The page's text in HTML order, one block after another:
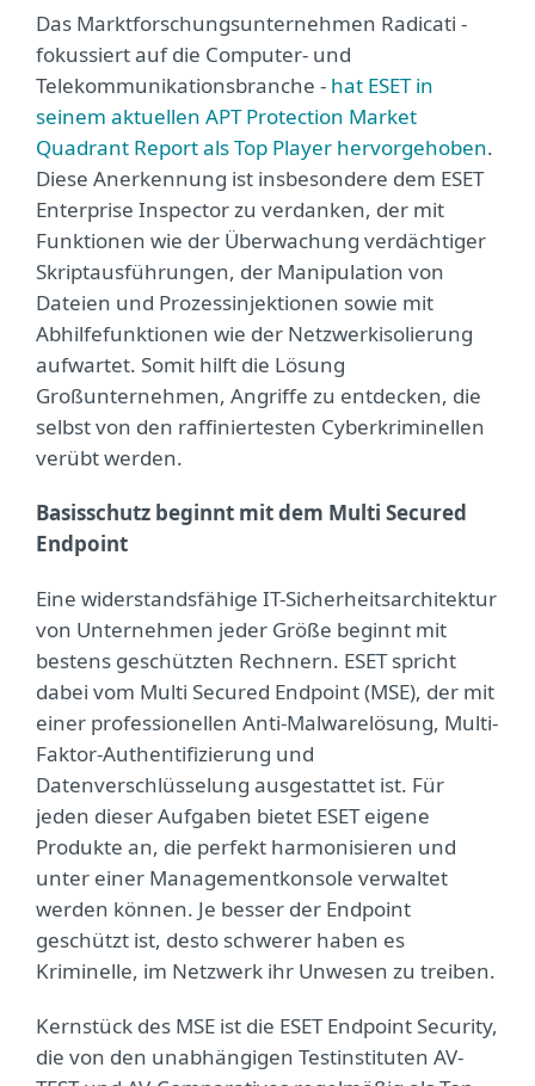
Das Marktforschungsunternehmen Radicati -
fokussiert auf die Computer- und
Telekommunikationsbranche - hat ESET in
seinem aktuellen APT Protection Market
Quadrant Report als Top Player hervorgehoben.
Diese Anerkennung ist insbesondere dem ESET
Enterprise Inspector zu verdanken, der mit
Funktionen wie der Überwachung verdächtiger
Skriptausführungen, der Manipulation von
Dateien und Prozessinjektionen sowie mit
Abhilfefunktionen wie der Netzwerkisolierung
aufwartet. Somit hilft die Lösung
Großunternehmen, Angriffe zu entdecken, die
selbst von den raffiniertesten Cyberkriminellen
verübt werden.
Basisschutz beginnt mit dem Multi Secured
Endpoint
Eine widerstandsfähige IT-Sicherheitsarchitektur
von Unternehmen jeder Größe beginnt mit
bestens geschützten Rechnern. ESET spricht
dabei vom Multi Secured Endpoint (MSE), der mit
einer professionellen Anti-Malwarelösung, Multi-
Faktor-Authentifizierung und
Datenverschlüsselung ausgestattet ist. Für
jeden dieser Aufgaben bietet ESET eigene
Produkte an, die perfekt harmonisieren und
unter einer Managementkonsole verwaltet
werden können. Je besser der Endpoint
geschützt ist, desto schwerer haben es
Kriminelle, im Netzwerk ihr Unwesen zu treiben.
Kernstück des MSE ist die ESET Endpoint Security,
die von den unabhängigen Testinstituten AV-